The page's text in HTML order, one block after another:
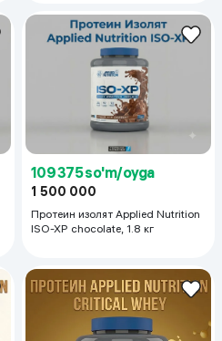
109 375 so'm/oyga
1 500 000
Протеин изолят Applied Nutrition
ISO-XP chocolate, 1.8 кг